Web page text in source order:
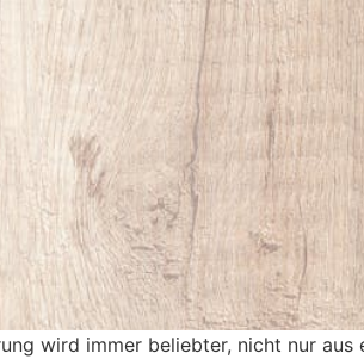
wird immer beliebter, nicht nur